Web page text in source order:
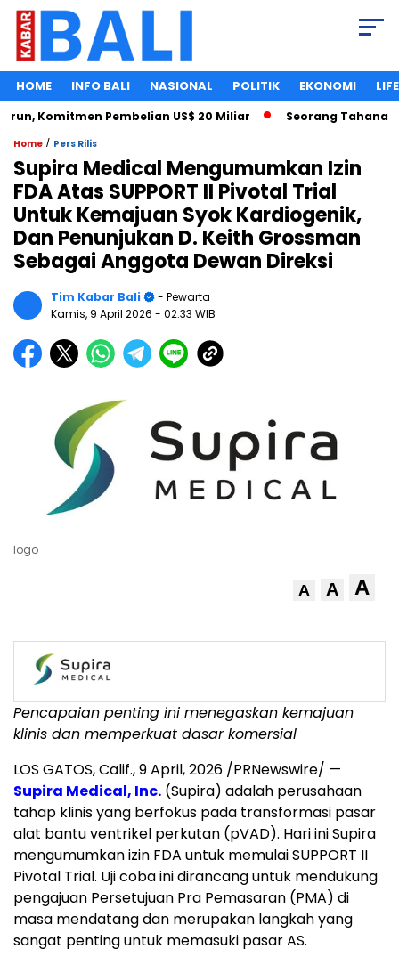
HOME INFO BALI NASIONAL POLITIK EKONOMI
Pembelian US$ 20 Miliar Seorang Tahanan
Home / Pers Rilis
Supira Medical Mengumumkan Izin
FDA Atas SUPPORT II Pivotal Trial
Untuk Kemajuan Syok Kardiogenik,
Dan Penunjukan D. Keith Grossman
Sebagai Anggota Dewan Direksi
Tim Kabar Bali
- Pewarta
Kamis, 9 April 2026 - 02:33 WIB
logo
A A A
Pencapaian penting ini menegaskan kemajuan
klinis dan memperkuat dasar komersial
LOS GATOS, Calif.,9 April, 2026 /PRNewswire/ —
Supira Medical, Inc. (Supira) adalah perusahaan
tahap klinis yang berfokus pada transformasi pasar
alat bantu ventrikel perkutan (pVAD). Hari ini Supira
mengumumkan izin FDA untuk memulai SUPPORT II
Pivotal Trial. Uji coba ini dirancang untuk mendukung
pengajuan Persetujuan Pra Pemasaran (PMA) di
masa mendatang dan merupakan langkah yang
sangat penting untuk memasuki pasar AS.